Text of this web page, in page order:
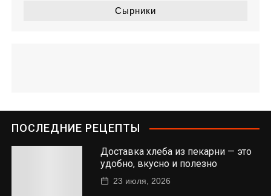
Сырники
ПОСЛЕДНИЕ РЕЦЕПТЫ
Доставка хлеба из пекарни — это
удобно, вкусно и полезно
23 июля, 2026